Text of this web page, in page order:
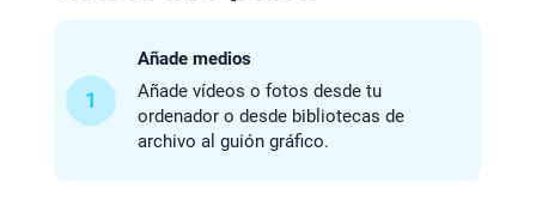
1
Añade medios
Añade vídeos o fotos desde tu
ordenador o desde bibliotecas de
archivo al guión gráfico.